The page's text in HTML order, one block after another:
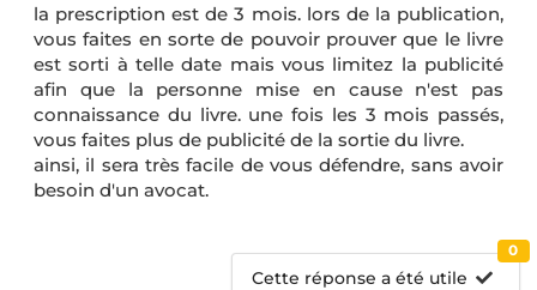
la prescription est de 3 mois. lors de la publication,
vous faites en sorte de pouvoir prouver que le livre
est sorti à telle date mais vous limitez la publicité
afin que la personne mise en cause n'est pas
connaissance du livre. une fois les 3 mois passés,
vous faites plus de publicité de la sortie du livre.
ainsi, il sera très facile de vous défendre, sans avoir
besoin d'un avocat.
Cette réponse a été utile
0